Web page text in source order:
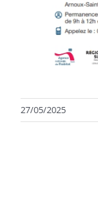
27/05/2025